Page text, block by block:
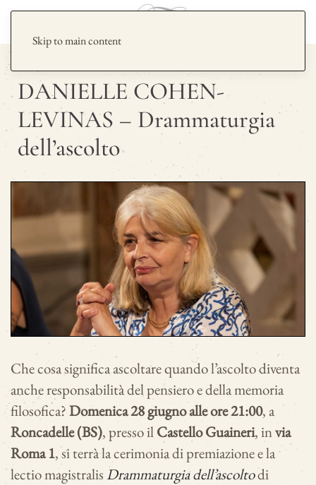
Skip to main content
DANIELLE COHEN-
LEVINAS – Drammaturgia
dell’ascolto
Che cosa significa ascoltare quando l’ascolto diventa
anche responsabilità del pensiero e della memoria
filosofica?Domenica 28 giugno alle ore 21:00, a
Roncadelle (BS), presso ilCastello Guaineri, invia
Roma 1, si terrà la cerimonia di premiazione e la
lectio magistralis Drammaturgia dell’ascoltodi